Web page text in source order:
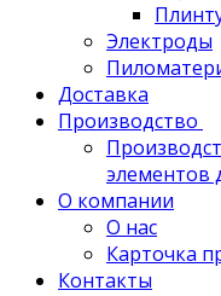
Электроды
Доставка
Производство
элементов
О компании
О нас
Карточка
Контакты